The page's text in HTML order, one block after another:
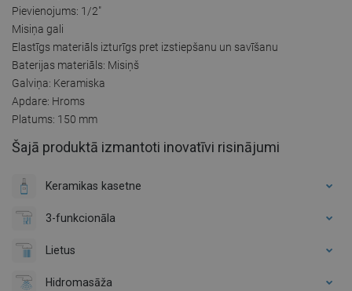
Pievienojums: 1/2"
Misiņa gali
Elastīgs materiāls izturīgs pret izstiepšanu un savīšanu
Baterijas materiāls: Misiņš
Galviņa: Keramiska
Apdare: Hroms
Platums: 150 mm
Šajā produktā izmantoti inovatīvi risinājumi
Keramikas kasetne
3-funkcionāla
Lietus
Hidromasāža